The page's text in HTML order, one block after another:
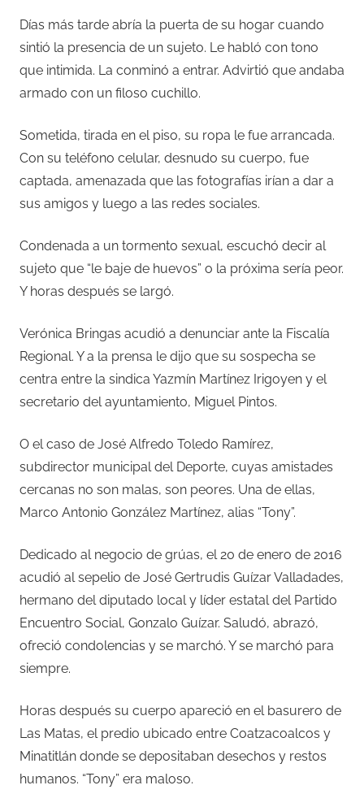
Días más tarde abría la puerta de su hogar cuando
sintió la presencia de un sujeto. Le habló con tono
que intimida. La conminó a entrar. Advirtió que andaba
armado con un filoso cuchillo.
Sometida, tirada en el piso, su ropa le fue arrancada.
Con su teléfono celular, desnudo su cuerpo, fue
captada, amenazada que las fotografías irían a dar a
sus amigos y luego a las redes sociales.
Condenada a un tormento sexual, escuchó decir al
sujeto que “le baje de huevos” o la próxima sería peor.
Y horas después se largó.
Verónica Bringas acudió a denunciar ante la Fiscalía
Regional. Y a la prensa le dijo que su sospecha se
centra entre la sindica Yazmín Martínez Irigoyen y el
secretario del ayuntamiento, Miguel Pintos.
O el caso de José Alfredo Toledo Ramírez,
subdirector municipal del Deporte, cuyas amistades
cercanas no son malas, son peores. Una de ellas,
Marco Antonio González Martínez, alias “Tony”.
Dedicado al negocio de grúas, el 20 de enero de 2016
acudió al sepelio de José Gertrudis Guízar Valladades,
hermano del diputado local y líder estatal del Partido
Encuentro Social, Gonzalo Guízar. Saludó, abrazó,
ofreció condolencias y se marchó. Y se marchó para
siempre.
Horas después su cuerpo apareció en el basurero de
Las Matas, el predio ubicado entre Coatzacoalcos y
Minatitlán donde se depositaban desechos y restos
humanos. “Tony” era maloso.